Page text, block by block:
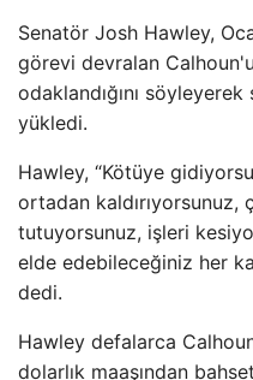
Senatör Josh Hawley,
görevi devralan
odaklandığını
yükledi.
Hawley, “Kötüye
ortadan kaldırıyorsunuz,
tutuyorsunuz, işleri
elde edebileceğiniz her
dedi.
Hawley defalarca
dolarlık maaşından